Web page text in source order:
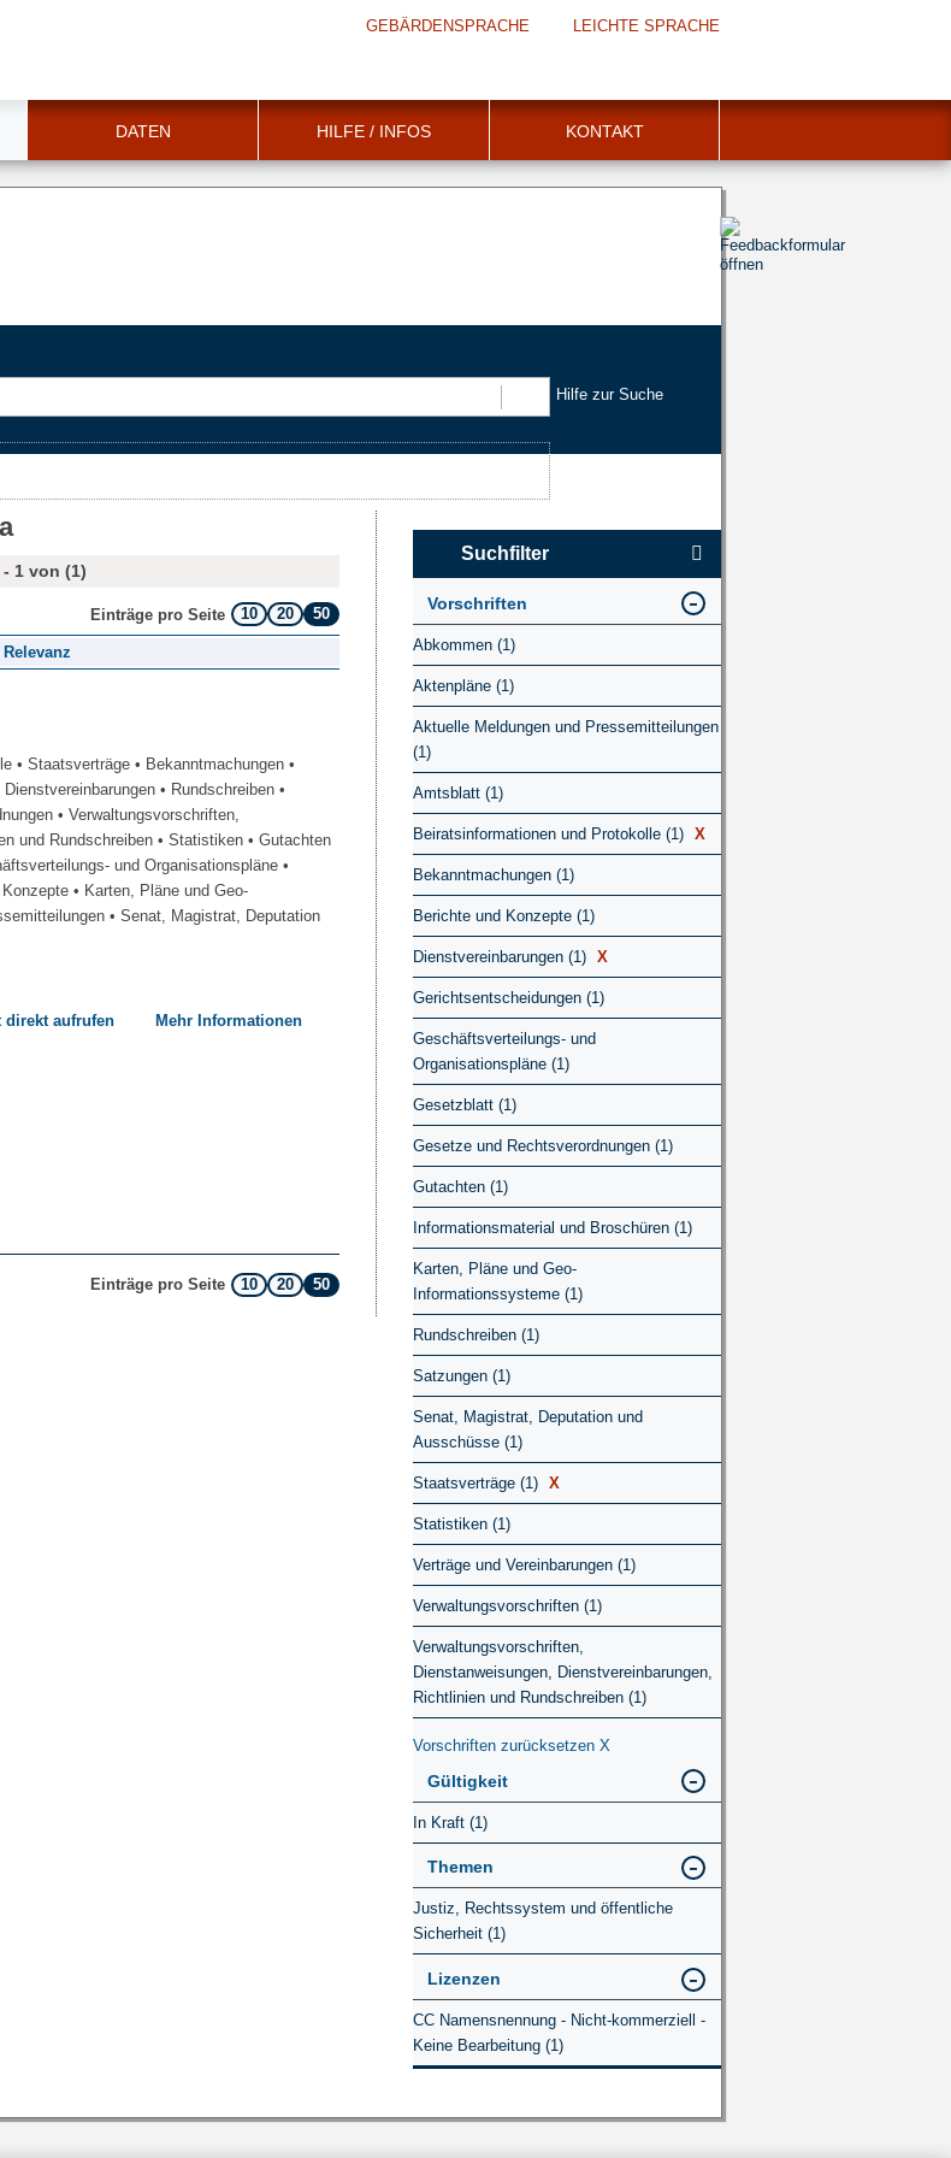
GEBÄRDENSPRACHE LEICHTE SPRACHE
DATEN HILFE / INFOS KONTAKT
Hilfe zur Suche
1 von (1)
Einträge pro Seite 10 20 50
Relevanz
• Staatsverträge • Bekanntmachungen •
Dienstvereinbarungen • Rundschreiben •
• Verwaltungsvorschriften,
und Rundschreiben • Statistiken • Gutachten
und Organisationspläne •
• Karten, Pläne und Geo-
• Senat, Magistrat, Deputation
direkt aufrufen Mehr Informationen
Einträge pro Seite 10 20 50
Suchfilter
Vorschriften
Abkommen (1)
Aktenpläne (1)
Aktuelle Meldungen und Pressemitteilungen
(1)
Amtsblatt (1)
Beiratsinformationen und Protokolle (1) X
Bekanntmachungen (1)
Berichte und Konzepte (1)
Dienstvereinbarungen (1) X
Gerichtsentscheidungen (1)
Geschäftsverteilungs- und
Organisationspläne (1)
Gesetzblatt (1)
Gesetze und Rechtsverordnungen (1)
Gutachten (1)
Informationsmaterial und Broschüren (1)
Karten, Pläne und Geo-
Informationssysteme (1)
Rundschreiben (1)
Satzungen (1)
Senat, Magistrat, Deputation und
Ausschüsse (1)
Staatsverträge (1) X
Statistiken (1)
Verträge und Vereinbarungen (1)
Verwaltungsvorschriften (1)
Verwaltungsvorschriften,
Dienstanweisungen, Dienstvereinbarungen,
Richtlinien und Rundschreiben (1)
Vorschriften zurücksetzen X
Gültigkeit
In Kraft (1)
Themen
Justiz, Rechtssystem und öffentliche
Sicherheit (1)
Lizenzen
CC Namensnennung - Nicht-kommerziell -
Keine Bearbeitung (1)